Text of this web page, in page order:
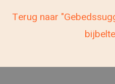
Terug naar